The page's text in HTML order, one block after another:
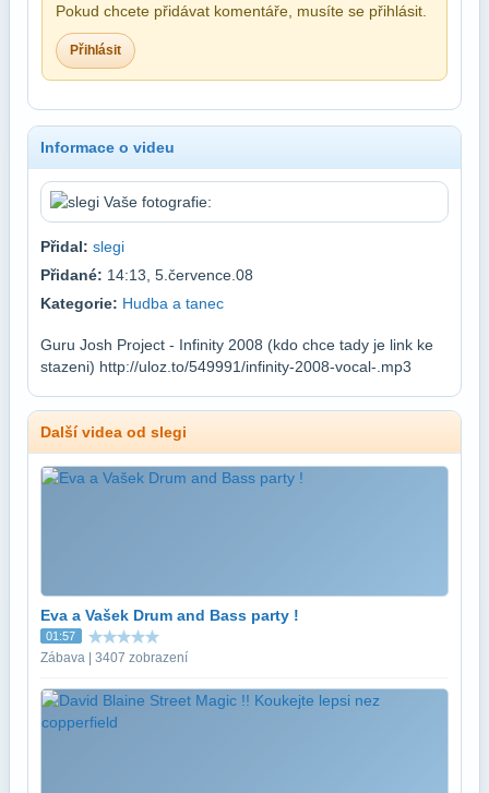
Pokud chcete přidávat komentáře, musíte se přihlásit.
Přihlásit
Informace o videu
Přidal: slegi
Přidané: 14:13, 5.července.08
Kategorie: Hudba a tanec
Guru Josh Project - Infinity 2008 (kdo chce tady je link ke
stazeni) http://uloz.to/549991/infinity-2008-vocal-.mp3
Další videa od slegi
Eva a Vašek Drum and Bass party !
01:57
Zábava | 3407 zobrazení